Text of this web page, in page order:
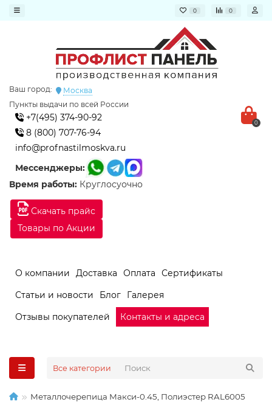
0 0
Скачать прайс
Товары по Акции
Ваш город:
Москва
Пункты выдачи по всей России
+7(495) 374-90-92
8 (800) 707-76-94
info@profnastilmoskva.ru
Мессенджеры:
Время работы: Круглосуочно
0
О компании Доставка Оплата
Сертификаты
Статьи и новости
Блог
Галерея
Отзывы покупателей
Контакты и адреса
Все категории
Металлочерепица Макси-0.45, Полиэстер RAL6005